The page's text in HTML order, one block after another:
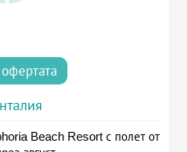
Beach Resort с полет от